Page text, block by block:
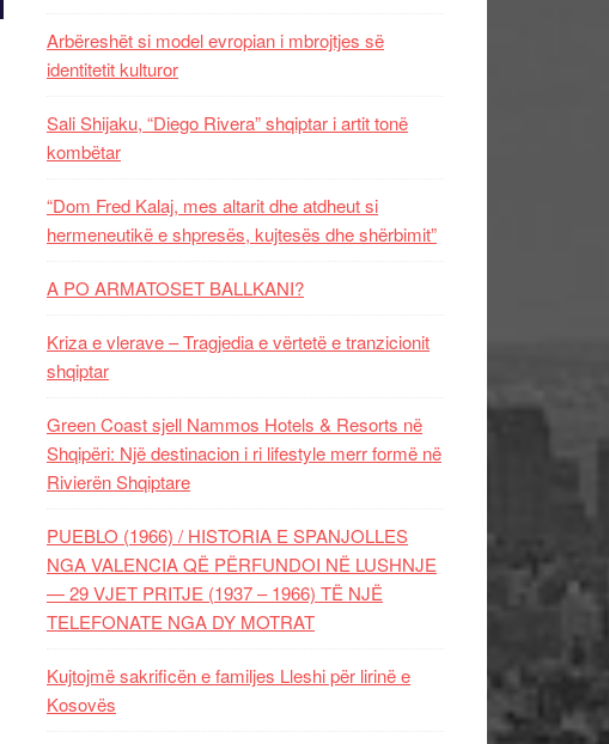
Arbëreshët si model evropian i mbrojtjes së
identitetit kulturor
Sali Shijaku, “Diego Rivera” shqiptar i artit tonë
kombëtar
“Dom Fred Kalaj, mes altarit dhe atdheut si
hermeneutikë e shpresës, kujtesës dhe shërbimit”
A PO ARMATOSET BALLKANI?
Kriza e vlerave – Tragjedia e vërtetë e tranzicionit
shqiptar
Green Coast sjell Nammos Hotels & Resorts në
Shqipëri: Një destinacion i ri lifestyle merr formë në
Rivierën Shqiptare
PUEBLO (1966) / HISTORIA E SPANJOLLES
NGA VALENCIA QË PËRFUNDOI NË LUSHNJE
— 29 VJET PRITJE (1937 – 1966) TË NJË
TELEFONATE NGA DY MOTRAT
Kujtojmë sakrificën e familjes Lleshi për lirinë e
Kosovës